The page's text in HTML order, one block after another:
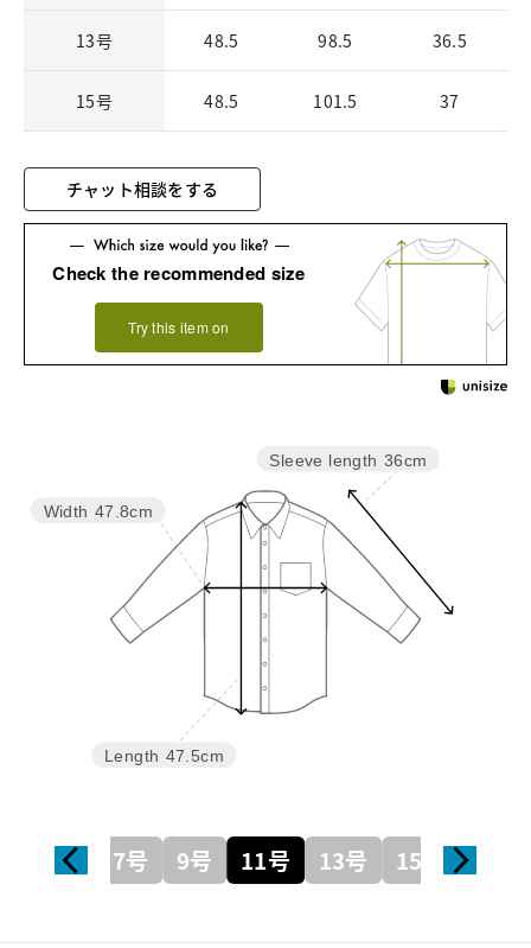
13号 48.5 98.5 36.5
15号 48.5 101.5 37
チャット相談をする
Check the recommended size
Try this item on
Sleeve length 36cm
Length 47.5cm
Width 47.8cm
7号 9号 11号 13号 15号